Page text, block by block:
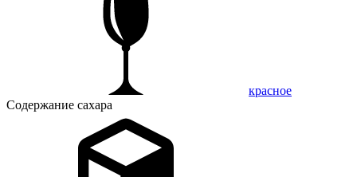
красное
Содержание сахара